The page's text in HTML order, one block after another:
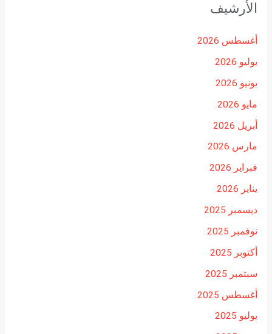
الأرشيف
أغسطس 2026
يوليو 2026
يونيو 2026
مايو 2026
أبريل 2026
مارس 2026
فبراير 2026
يناير 2026
ديسمبر 2025
نوفمبر 2025
أكتوبر 2025
سبتمبر 2025
أغسطس 2025
يوليو 2025